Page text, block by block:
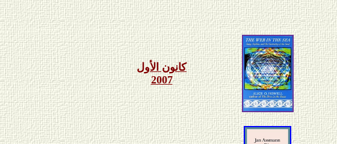
كانون الأول
2007